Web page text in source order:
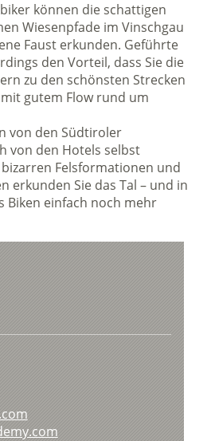
können die schattigen
Wiesenpfade im Vinschgau
Faust erkunden. Geführte
den Vorteil, dass Sie die
zu den schönsten Strecken
gutem Flow rund um
von den Südtiroler
von den Hotels selbst
Felsformationen und
erkunden Sie das Tal – und in
Biken einfach noch mehr